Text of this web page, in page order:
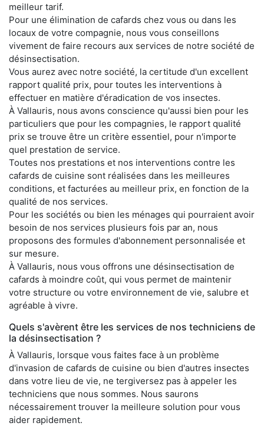
meilleur tarif.
Pour une élimination de cafards chez vous ou dans les
locaux de votre compagnie, nous vous conseillons
vivement de faire recours aux services de notre société de
désinsectisation.
Vous aurez avec notre société, la certitude d'un excellent
rapport qualité prix, pour toutes les interventions à
effectuer en matière d'éradication de vos insectes.
À Vallauris, nous avons conscience qu'aussi bien pour les
particuliers que pour les compagnies, le rapport qualité
prix se trouve être un critère essentiel, pour n'importe
quel prestation de service.
Toutes nos prestations et nos interventions contre les
cafards de cuisine sont réalisées dans les meilleures
conditions, et facturées au meilleur prix, en fonction de la
qualité de nos services.
Pour les sociétés ou bien les ménages qui pourraient avoir
besoin de nos services plusieurs fois par an, nous
proposons des formules d'abonnement personnalisée et
sur mesure.
À Vallauris, nous vous offrons une désinsectisation de
cafards à moindre coût, qui vous permet de maintenir
votre structure ou votre environnement de vie, salubre et
agréable à vivre.
Quels s'avèrent être les services de nos techniciens de
la désinsectisation ?
À Vallauris, lorsque vous faites face à un problème
d'invasion de cafards de cuisine ou bien d'autres insectes
dans votre lieu de vie, ne tergiversez pas à appeler les
techniciens que nous sommes. Nous saurons
nécessairement trouver la meilleure solution pour vous
aider rapidement.